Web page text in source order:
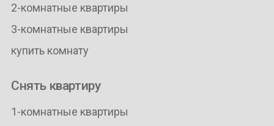
2-комнатные квартиры
3-комнатные квартиры
купить комнату
Снять квартиру
1-комнатные квартиры